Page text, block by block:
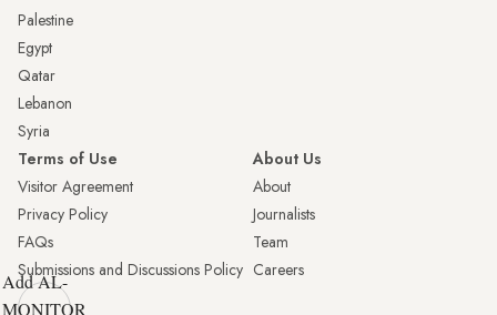
Palestine
Egypt
Qatar
Lebanon
Syria
Terms of Use
Visitor Agreement
Privacy Policy
FAQs
Submissions and Discussions Policy
About Us
About
Journalists
Team
Careers
Add AL-
MONITOR